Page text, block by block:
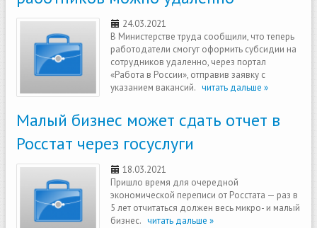
24.03.2021
В Министерстве труда сообщили, что теперь
работодатели смогут оформить субсидии на
сотрудников удаленно, через портал
«Работа в России», отправив заявку с
указанием вакансий. читать дальше »
Малый бизнес может сдать отчет в
Росстат через госуслуги
18.03.2021
Пришло время для очередной
экономической переписи от Росстата — раз в
5 лет отчитаться должен весь микро- и малый
бизнес. читать дальше »